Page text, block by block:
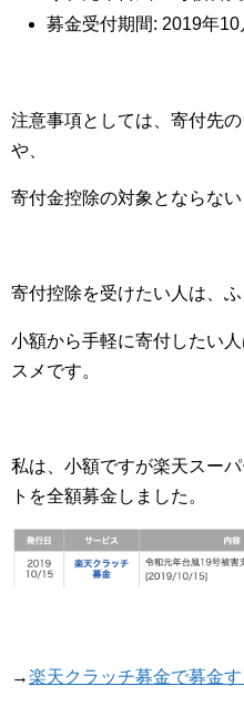
募金受付期間: 2019年
注意事項としては、寄付先
や、
寄付金控除の対象とならない
寄付控除を受けたい人は、ふ
小額から手軽に寄付したい
スメです。
私は、小額ですが楽天スー
トを全額募金しました。
→楽天クラッチ募金で募金す